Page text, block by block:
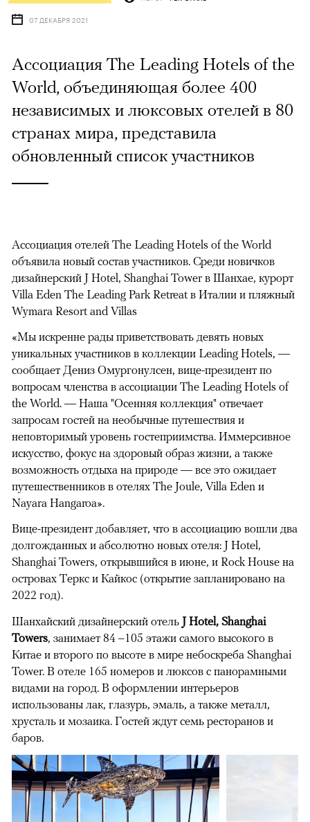
07 ДЕКАБРЯ 2021
Ассоциация The Leading Hotels of the
World, объединяющая более 400
независимых и люксовых отелей в 80
странах мира, представила
обновленный список участников
Ассоциация отелей The Leading Hotels of the World
объявила новый состав участников. Среди новичков
дизайнерский J Hotel, Shanghai Tower в Шанхае, курорт
Villa Eden The Leading Park Retreat в Италии и пляжный
Wymara Resort and Villas
«Мы искренне рады приветствовать девять новых
уникальных участников в коллекции Leading Hotels, —
сообщает Дениз Омургонулсен, вице-президент по
вопросам членства в ассоциации The Leading Hotels of
the World. — Наша "Осенняя коллекция" отвечает
запросам гостей на необычные путешествия и
неповторимый уровень гостеприимства. Иммерсивное
искусство, фокус на здоровый образ жизни, а также
возможность отдыха на природе — все это ожидает
путешественников в отелях The Joule, Villa Eden и
Nayara Hangaroa».
Вице-президент добавляет, что в ассоциацию вошли два
долгожданных и абсолютно новых отеля: J Hotel,
Shanghai Towers, открывшийся в июне, и Rock House на
островах Теркс и Кайкос (открытие запланировано на
2022 год).
00:00 / 00:00
Шанхайский дизайнерский отель J Hotel, Shanghai
Towers, занимает 84 –105 этажи самого высокого в
Китае и второго по высоте в мире небоскреба Shanghai
Tower. В отеле 165 номеров и люксов с панорамными
видами на город. В оформлении интерьеров
использованы лак, глазурь, эмаль, а также металл,
хрусталь и мозаика. Гостей ждут семь ресторанов и
баров.